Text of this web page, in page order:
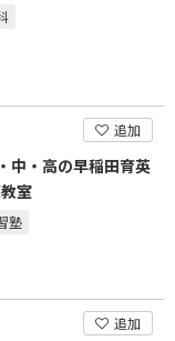
追加
中・高の早稲田育英
室
塾
追加